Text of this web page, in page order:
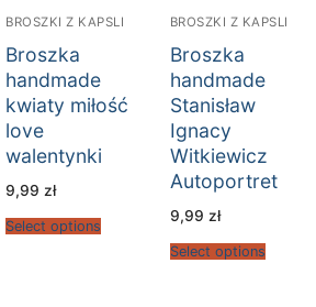
BROSZKI Z KAPSLI
Broszka
handmade
kwiaty miłość
love
walentynki
9,99zł
Select options
BROSZKI Z KAPSLI
Broszka
handmade
Stanisław
Ignacy
Witkiewicz
Autoportret
9,99 zł
Select options